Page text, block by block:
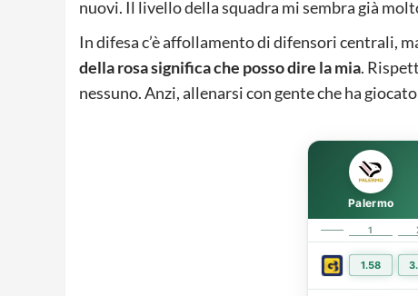
nuovi. Il livello della squadra mi sembra già
In difesa c’è affollamento di difensori centrali,
della rosa significa che posso dire la mia.
nessuno. Anzi, allenarsi con gente che ha
Palermo
1
1.58